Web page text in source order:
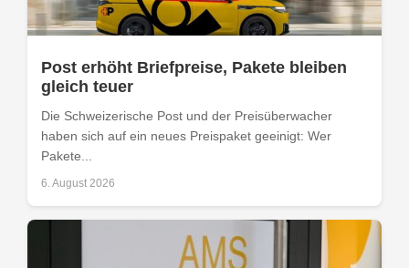
Post erhöht Briefpreise, Pakete bleiben
gleich teuer
Die Schweizerische Post und der Preisüberwacher
haben sich auf ein neues Preispaket geeinigt: Wer
Pakete...
6. August 2026